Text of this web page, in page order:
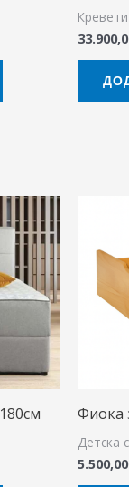
ден.
Фиока
Детска
5.500,00